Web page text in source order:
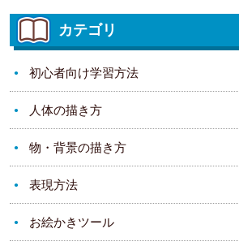
カテゴリ
初心者向け学習方法
人体の描き方
物・背景の描き方
表現方法
お絵かきツール